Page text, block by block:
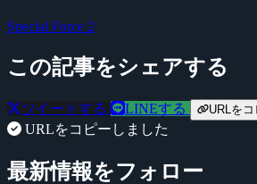
Special Force 2
この記事をシェアする
ツイートする LINEする URLをコ
URLをコピーしました
最新情報をフォロー